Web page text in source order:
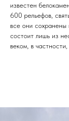
известен
600 рельефов,
все они сохранены
состоит лишь из
веком, в